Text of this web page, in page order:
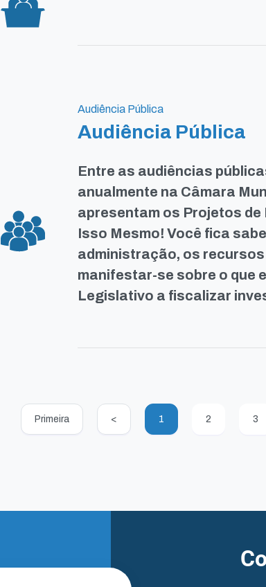
Audiência Pública
Audiência Pública
Entre as audiências
anualmente na Câmara
apresentam os Projetos
Isso Mesmo! Você fica
administração, os
manifestar-se sobre o que
Legislativo a fiscalizar
Primeira < 1 2 3